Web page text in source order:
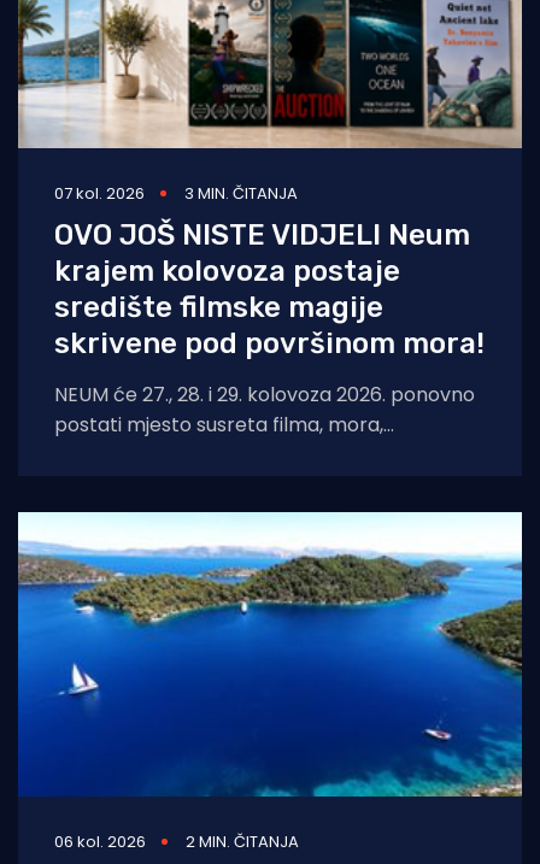
07 kol. 2026 3 MIN. ČITANJA
OVO JOŠ NISTE VIDJELI Neum
krajem kolovoza postaje
središte filmske magije
skrivene pod površinom mora!
NEUM će 27., 28. i 29. kolovoza 2026. ponovno
postati mjesto susreta filma, mora,
06 kol. 2026 2 MIN. ČITANJA